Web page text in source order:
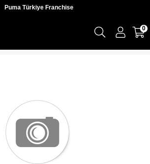
Puma Türkiye Franchise
0